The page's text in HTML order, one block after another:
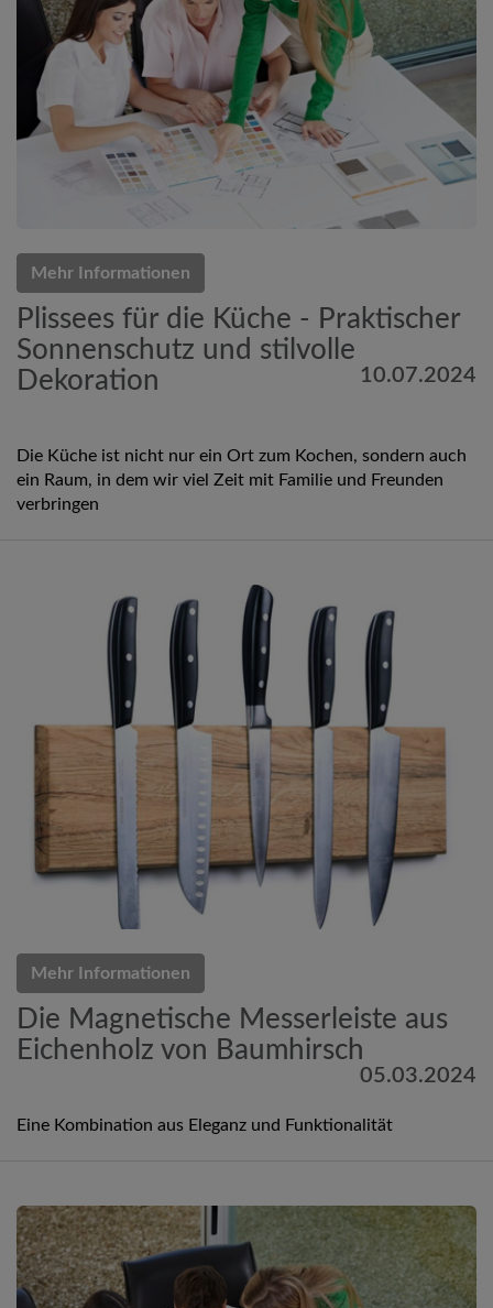
Mehr Informationen
Plissees für die Küche - Praktischer
Sonnenschutz und stilvolle
Dekoration
10.07.2024
Die Küche ist nicht nur ein Ort zum Kochen, sondern auch
ein Raum, in dem wir viel Zeit mit Familie und Freunden
verbringen
Mehr Informationen
Die Magnetische Messerleiste aus
Eichenholz von Baumhirsch
05.03.2024
Eine Kombination aus Eleganz und Funktionalität